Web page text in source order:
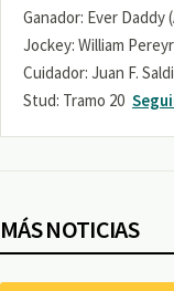
Ganador: Ever Daddy
Jockey: William
Cuidador: Juan F.
Stud: Tramo 20
MÁS NOTICIAS